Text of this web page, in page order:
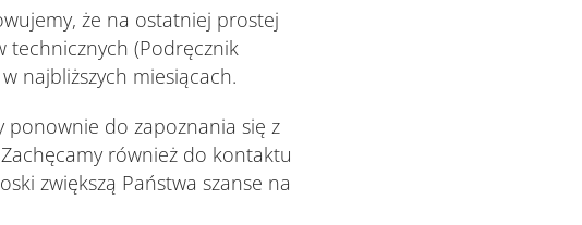
że na ostatniej prostej
technicznych (Podręcznik
najbliższych miesiącach.
ponownie do zapoznania się z
również do kontaktu
zwiększą Państwa szanse na